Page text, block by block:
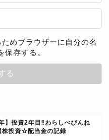
めブラウザーに自分の名
保存する。
】投資2年目‼わらしべぴんね
株投資☆配当金の記録